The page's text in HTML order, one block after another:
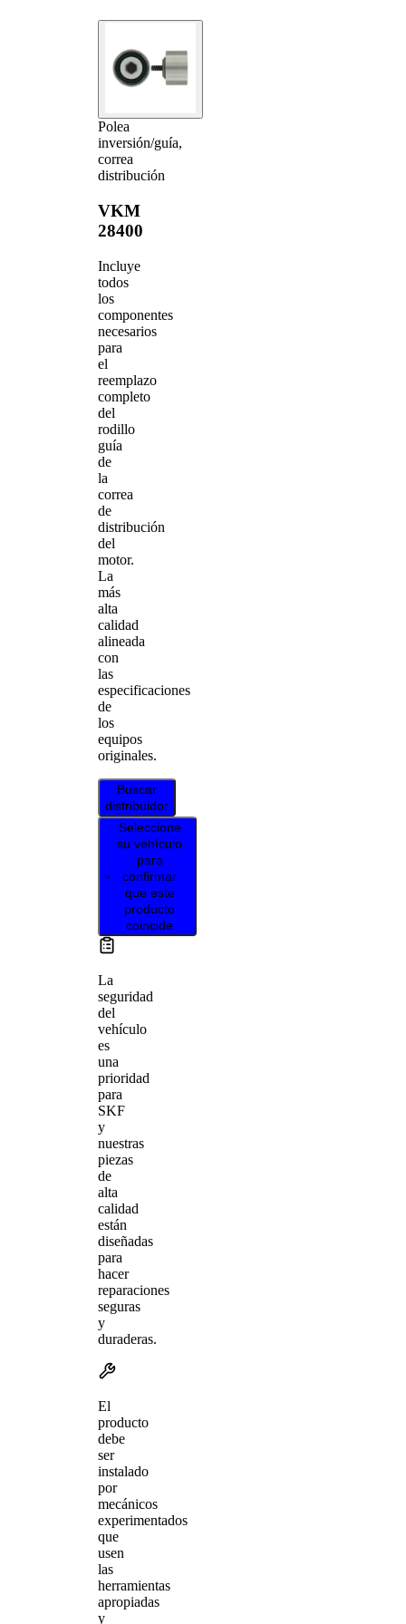
Polea
inversión/guía,
correa
distribución
VKM
28400
Incluye
todos
los
componentes
necesarios
para
el
reemplazo
completo
del
rodillo
guía
de
la
correa
de
distribución
del
motor.
La
más
alta
calidad
alineada
con
las
especificaciones
de
los
equipos
originales.
Buscar
distribuidor
Seleccione
su vehículo
para
confirmar
que este
producto
coincide
La
seguridad
del
vehículo
es
una
prioridad
para
SKF
y
nuestras
piezas
de
alta
calidad
están
diseñadas
para
hacer
reparaciones
seguras
y
duraderas.
El
producto
debe
ser
instalado
por
mecánicos
experimentados
que
usen
las
herramientas
apropiadas
y